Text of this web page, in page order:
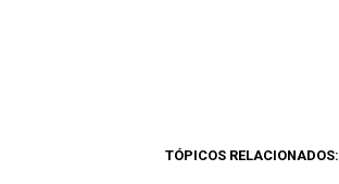
TÓPICOS RELACIONADOS: